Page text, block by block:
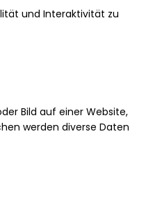
und Interaktivität zu
Bild auf einer Website,
werden diverse Daten